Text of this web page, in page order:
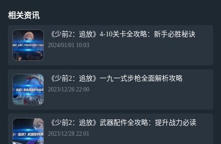
相关资讯
《少前2：追放》4-10关卡全攻略：新手必胜秘诀
2024/01/01 10:03
《少前2：追放》一九一式步枪全面解析攻略
2023/12/26 22:00
《少前2：追放》武器配件全攻略：提升战力必读
2023/12/28 22:01